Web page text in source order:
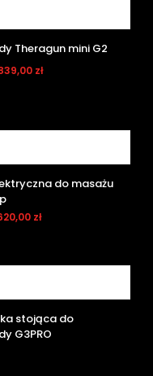
Theragun mini G2
zł
do masażu
zł
stojąca do
G3PRO